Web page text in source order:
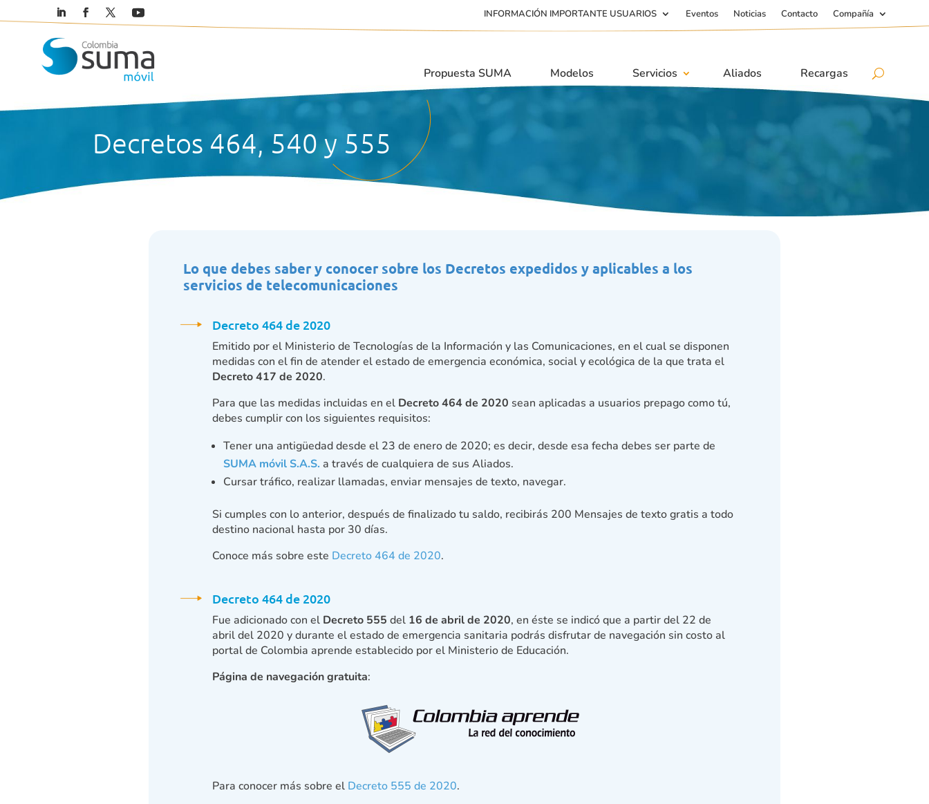
INFORMACIÓN IMPORTANTE USUARIOS Eventos Noticias Contacto Compañía
Propuesta SUMA Modelos Servicios Aliados Recargas
Decretos 464, 540 y 555
Lo que debes saber y conocer sobre los Decretos expedidos y aplicables a los
servicios de telecomunicaciones
Decreto 464 de 2020
Emitido por el Ministerio de Tecnologías de la Información y las Comunicaciones, en el cual se disponen
medidas con el fin de atender el estado de emergencia económica, social y ecológica de la que trata el
Decreto 417 de 2020.
Para que las medidas incluidas en el Decreto 464 de 2020 sean aplicadas a usuarios prepago como tú,
debes cumplir con los siguientes requisitos:
Tener una antigüedad desde el 23 de enero de 2020; es decir, desde esa fecha debes ser parte de
SUMA móvil S.A.S. a través de cualquiera de sus Aliados.
Cursar tráfico, realizar llamadas, enviar mensajes de texto, navegar.
Si cumples con lo anterior, después de finalizado tu saldo, recibirás 200 Mensajes de texto gratis a todo
destino nacional hasta por 30 días.
Conoce más sobre este Decreto 464 de 2020.
Decreto 464 de 2020
Fue adicionado con el Decreto 555 del 16 de abril de 2020, en éste se indicó que a partir del 22 de
abril del 2020 y durante el estado de emergencia sanitaria podrás disfrutar de navegación sin costo al
portal de Colombia aprende establecido por el Ministerio de Educación.
Página de navegación gratuita:
Para conocer más sobre el Decreto 555 de 2020.